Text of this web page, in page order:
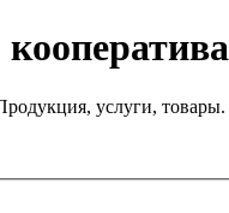
услуги, товары.